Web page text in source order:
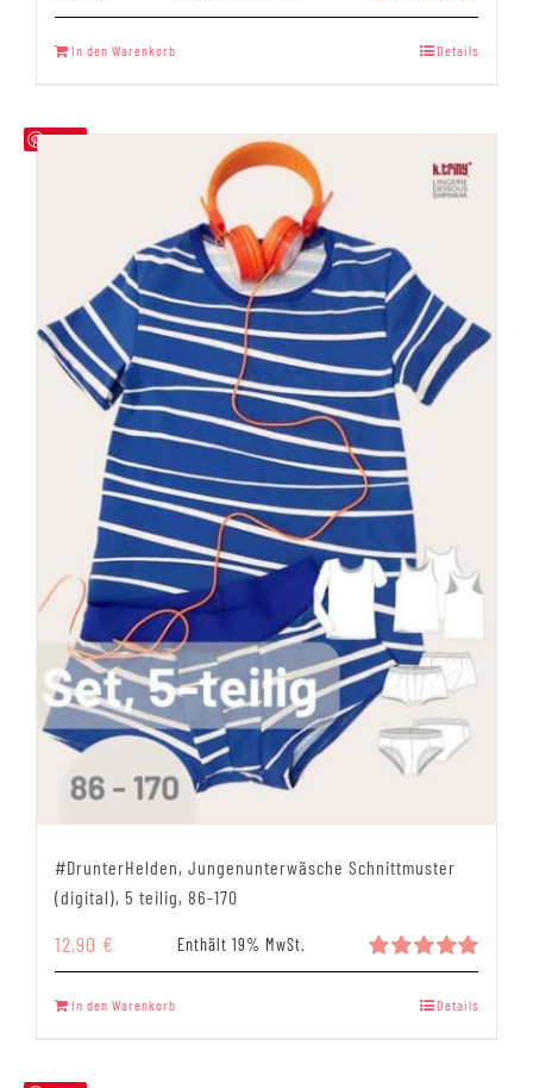
Bewertet
5.00
In den Warenkorb Details
Save
#DrunterHelden, Jungenunterwäsche Schnittmuster
(digital), 5 teilig, 86-170
Bewertet
5.00
12,90 € Enthält 19% MwSt.
In den Warenkorb Details